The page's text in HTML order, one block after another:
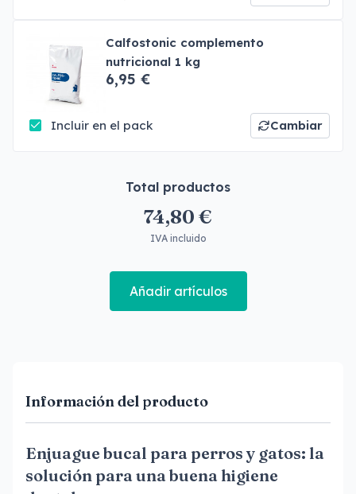
Calfostonic complemento
nutricional 1 kg
6,95 €
Incluir en el pack Cambiar
Total productos
74,80 €
IVA incluido
Añadir artículos
Información del producto
Enjuague bucal para perros y gatos: la
solución para una buena higiene